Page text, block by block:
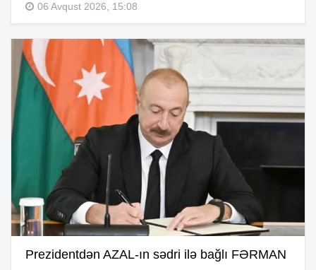
06 Avqust 2026, 15:08
Prezidentdən AZAL-ın sədri ilə bağlı FƏRMAN